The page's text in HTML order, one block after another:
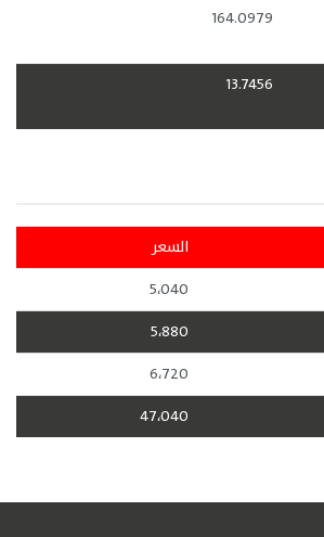
164.0979
13.7456
السعر
5،040
5،880
6،720
47،040